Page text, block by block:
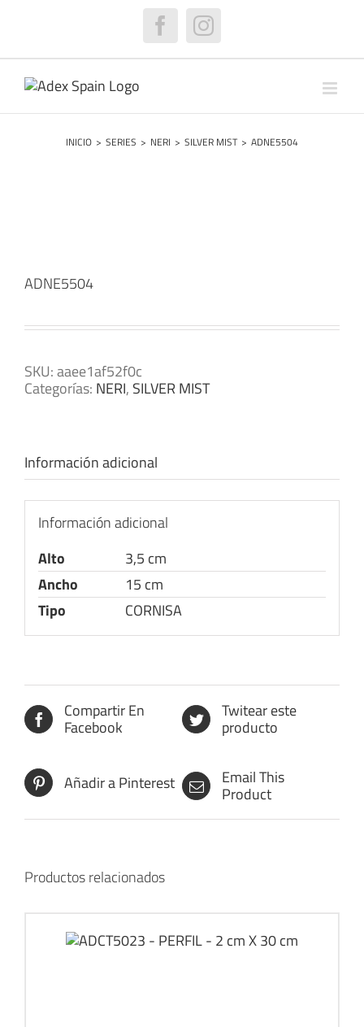
FacebookInstagram
INICIO > SERIES > NERI > SILVER MIST > ADNE5504
ADNE5504
SKU:aaee1af52f0c
Categorías: NERI, SILVER MIST
Información adicional
Información adicional
Alto
3,5 cm
Ancho
15 cm
Tipo
CORNISA
Compartir En
Facebook
Twitear este
producto
Añadir a Pinterest Email This
Product
Productos relacionados